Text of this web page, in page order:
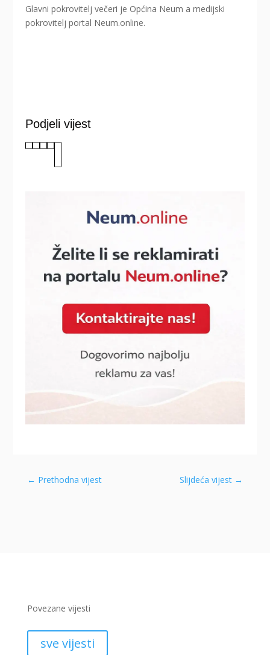
Glavni pokrovitelj večeri je Općina Neum a medijski
pokrovitelj portal Neum.online.
Podjeli vijest
← Prethodna vijest Slijdeća vijest →
Povezane vijesti
sve vijesti